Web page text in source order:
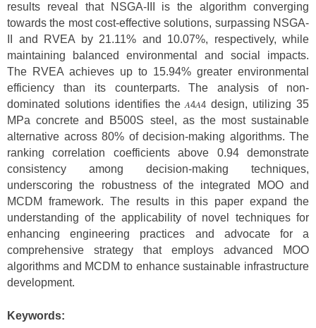
results reveal that NSGA-III is the algorithm converging
towards the most cost-effective solutions, surpassing NSGA-
II and RVEA by 21.11% and 10.07%, respectively, while
maintaining balanced environmental and social impacts.
The RVEA achieves up to 15.94% greater environmental
efficiency than its counterparts. The analysis of non-
dominated solutions identifies the𝐴4𝐴4 design, utilizing 35
MPa concrete and B500S steel, as the most sustainable
alternative across 80% of decision-making algorithms. The
ranking correlation coefficients above 0.94 demonstrate
consistency among decision-making techniques,
underscoring the robustness of the integrated MOO and
MCDM framework. The results in this paper expand the
understanding of the applicability of novel techniques for
enhancing engineering practices and advocate for a
comprehensive strategy that employs advanced MOO
algorithms and MCDM to enhance sustainable infrastructure
development.
Keywords: